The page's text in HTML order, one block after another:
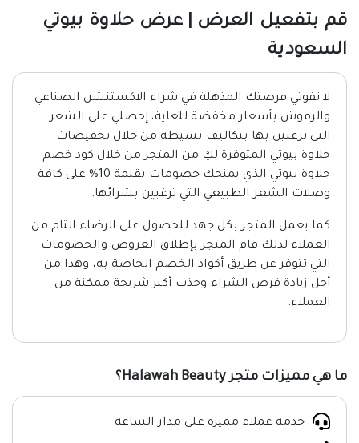
قم بتفعيل العرض | عرض حلاوة بيوتي
السعودية
لا تفوتي فرصتك المذهلة في شراء الاكستنشن الصناعي
والرموش بأسعار مخفضة للغاية، إحصلي على الشعر
التي ترغبين بها بتكاليف بسيطة من خلال تخفيضات
حلاوة بيوتي المتوفرة لكِ من المتجر من خلال كود خصم
حلاوة بيوتي الذي يمنحك خصومات بقيمة 10% على كافة
وصلات الشعر الطبيعي التي ترغبين بشرائها.
كما يعمل المتجر بكل جهد للحصول على الرضاء التام من
العملاء لذلك قام المتجر بإطلاق العروض والخصومات
التي تتوفر عن طريق أكواد الخصم الخاصة به، وهذا من
أجل زيادة فرص الشراء وجذب أكبر شريحة ممكنة من
العملاء.
ما هي مميزات متجر Halawah Beauty؟
خدمة عملاء مميزة على مدار الساعة